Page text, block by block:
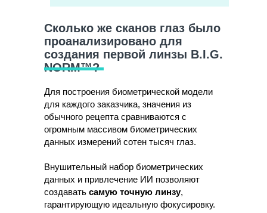
Сколько же сканов глаз было
проанализировано для
создания первой линзы B.I.G.
NORM™?
Для построения биометрической модели
для каждого заказчика, значения из
обычного рецепта сравниваются с
огромным массивом биометрических
данных измерений сотен тысяч глаз.
Внушительный набор биометрических
данных и привлечение ИИ позволяют
создавать самую точную линзу,
гарантирующую идеальную фокусировку.